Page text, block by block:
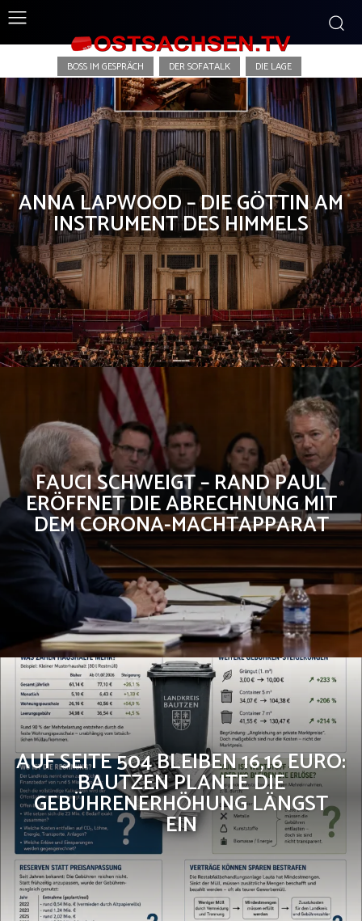
Die Zweite Meinung
BOSS IM GESPRÄCH DER SOFATALK DIE LAGE
ANNA LAPWOOD – DIE GÖTTIN AM
INSTRUMENT DES HIMMELS
FAUCI SCHWEIGT – RAND PAUL
ERÖFFNET DIE ABRECHNUNG MIT
DEM CORONA-MACHTAPPARAT
AUF SEITE 504 BLEIBEN 16,16 EURO:
BAUTZEN PLANTE DIE
GEBÜHRENERHÖHUNG LÄNGST
EIN